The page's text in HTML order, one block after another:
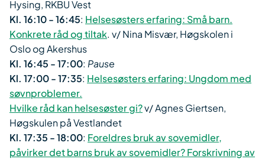
Hysing, RKBU Vest
Kl. 16:10 - 16:45: Helsesøsters erfaring: Små barn.
Konkrete råd og tiltak. v/ ​Nina Misvær, Høgskolen i
Oslo og Akershus
Kl. 16:45 - 17:00: Pause
Kl. 17:00 - 17:35: Helsesøsters erfaring: Ungdom med
søvnproblemer.
Hvilke råd kan helsesøster gi?v/ Agnes Giertsen,
Høgskulen på Vestlandet
Kl. 17:35 - 18:00: Foreldres bruk av sovemidler,
påvirker det barns bruk av sovemidler? Forskrivning av